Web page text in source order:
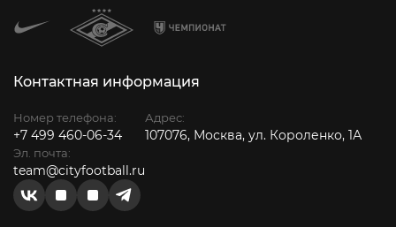
Контактная информация
Номер телефона:
+7 499 460-06-34
Эл. почта:
team@cityfootball.ru
Адрес:
107076, Москва, ул. Короленко, 1А